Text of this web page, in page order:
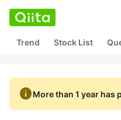
Trend Stock List
infoMore than 1 year has